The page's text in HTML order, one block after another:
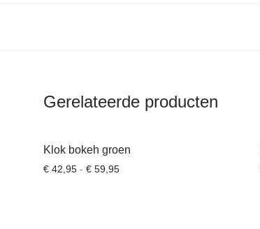
Gerelateerde producten
Klok bokeh groen
€ 42,95 - € 59,95Prijsklasse: € 42,95 tot € 59,95